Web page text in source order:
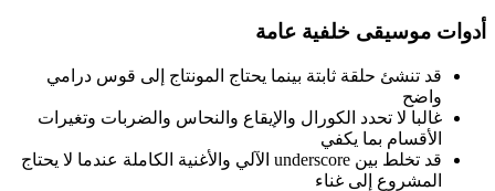
أدوات موسيقى خلفية عامة
قد تنشئ حلقة ثابتة بينما يحتاج المونتاج إلى قوس درامي
واضح
غالبا لا تحدد الكورال والإيقاع والنحاس والضربات وتغيرات
الأقسام بما يكفي
قد تخلط بين underscore الآلي والأغنية الكاملة عندما لا يحتاج
المشروع إلى غناء